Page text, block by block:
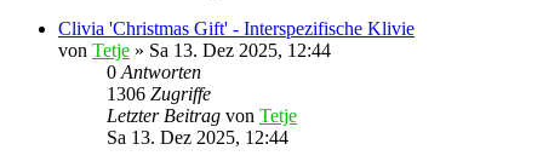
Clivia 'Christmas Gift' - Interspezifische Klivie
von Tetje » Sa 13. Dez 2025, 12:44
0 Antworten
1306 Zugriffe
Letzter Beitrag von Tetje
Sa 13. Dez 2025, 12:44